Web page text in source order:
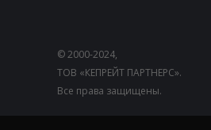
© 2000-2024,
ТОВ «КЕПРЕЙТ ПАРТНЕРС».
Все права защищены.